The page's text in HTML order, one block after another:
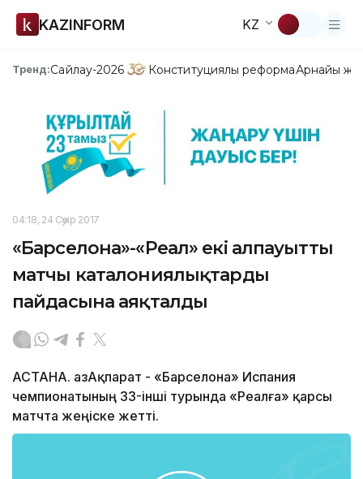
KAZINFORM KZ
Тренд:Сайлау-2026 Конституциялық реформаАрнайы
04:18, 24 Сәуір 2017
«Барселона»-«Реал» екі алпауыттың
матчы каталониялықтардың
пайдасына аяқталды
АСТАНА. ҚазАқпарат - «Барселона» Испания
чемпионатының 33-інші турында «Реалға» қарсы
матчта жеңіске жетті.